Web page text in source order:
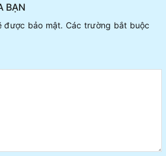
BẠN
được bảo mật. Các trường bắt buộc